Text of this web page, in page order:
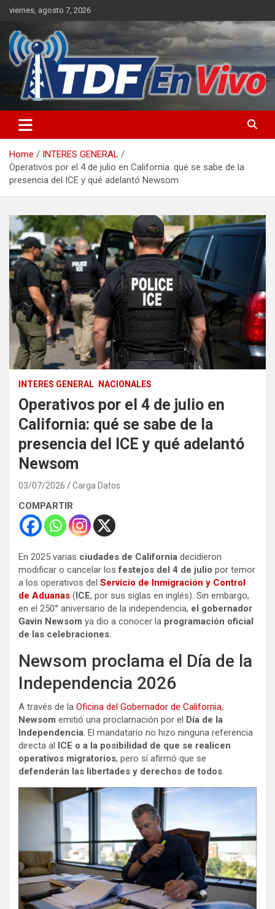
Skip
content
viernes, agosto 7, 2026
Home
INTERES GENERAL
Operativos por el 4 de julio en California: qué se sabe de la
presencia del ICE y qué adelantó Newsom
INTERES GENERAL NACIONALES
Operativos por el 4 de julio en
California: qué se sabe de la
presencia del ICE y qué adelantó
Newsom
03/07/2026 Carga Datos
COMPARTIR
En 2025 varias ciudades de California decidieron
modificar o cancelar los festejos del 4 de julio por temor
a los operativos del Servicio de Inmigración y Control
de Aduanas (ICE, por sus siglas en inglés). Sin embargo,
en el 250° aniversario de la independencia, el gobernador
Gavin Newsom ya dio a conocer la programación oficial
de las celebraciones.
Newsom proclama el Día de la
Independencia 2026
A través de la Oficina del Gobernador de California,
Newsom emitió una proclamación por el Día de la
Independencia . El mandatario no hizo ninguna referencia
directa al ICE o a la posibilidad de que se realicen
operativos migratorios, pero sí afirmó que se
defenderán las libertades y derechos de todos